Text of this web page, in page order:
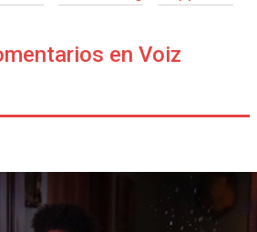
en Voiz